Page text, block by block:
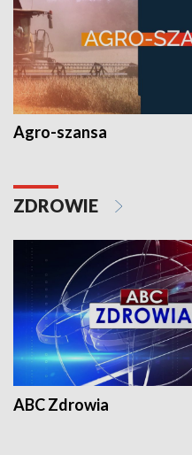
Agro-szansa
ZDROWIE
ABC Zdrowia